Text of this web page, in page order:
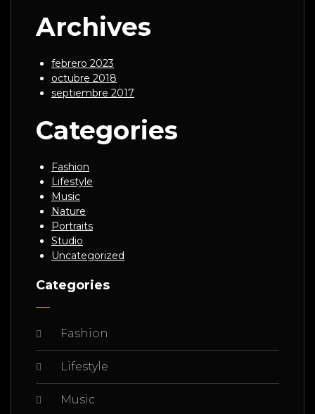
Archives
febrero 2023
octubre 2018
septiembre 2017
Categories
Fashion
Lifestyle
Music
Nature
Portraits
Studio
Uncategorized
Categories
Fashion
Lifestyle
Music